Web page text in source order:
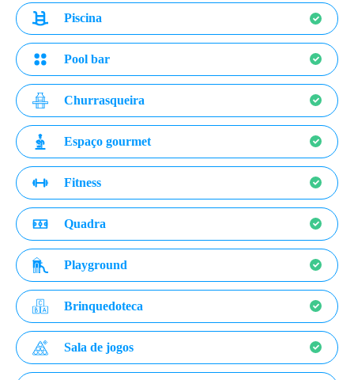
Piscina
Pool bar
Churrasqueira
Espaço gourmet
Fitness
Quadra
Playground
Brinquedoteca
Sala de jogos